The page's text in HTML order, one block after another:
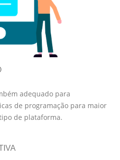
adequado para
de programação para maior
de plataforma.